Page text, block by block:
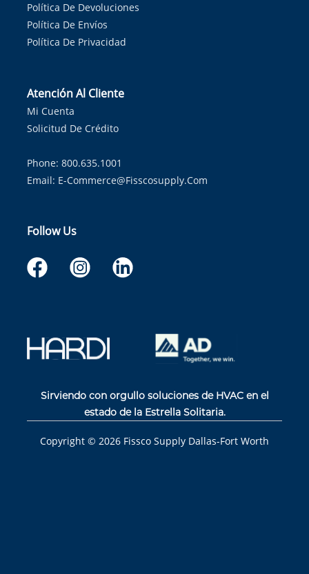
Política De Devoluciones
Política De Envíos
Política De Privacidad
Atención Al Cliente
Mi Cuenta
Solicitud De Crédito
Phone: 800.635.1001
Email: E-Commerce@fisscosupply.com
Follow Us
Sirviendo con orgullo soluciones de HVAC en el
estado de la Estrella Solitaria.
Copyright © 2026 Fissco Supply Dallas-Fort Worth